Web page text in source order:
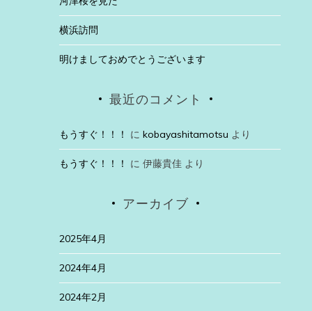
横浜訪問
明けましておめでとうございます
最近のコメント
もうすぐ！！！ に kobayashitamotsu より
もうすぐ！！！ に 伊藤貴佳より
アーカイブ
2025年4月
2024年4月
2024年2月